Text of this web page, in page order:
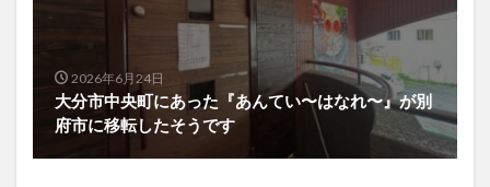
2026年6月24日
大分市中央町にあった『あんてい〜はなれ〜』が別
府市に移転したそうです